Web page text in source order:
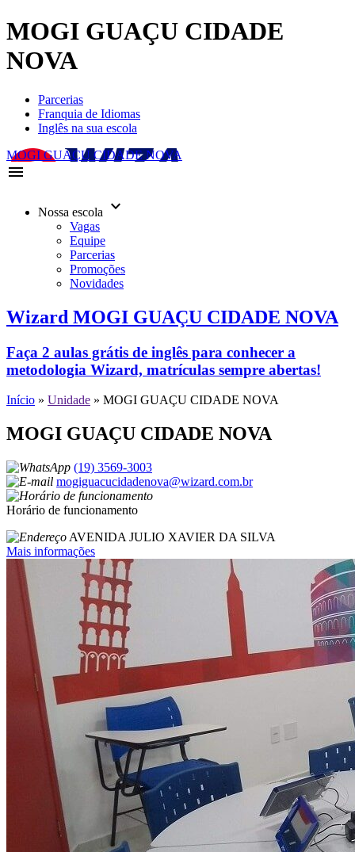
MOGI GUAÇU CIDADE
NOVA
Parcerias
Franquia de Idiomas
Inglês na sua escola
MOGI GUAÇU CIDADE NOVA
menu
Nossa escola keyboard_arrow_down
Vagas
Equipe
Parcerias
Promoções
Novidades
Wizard MOGI GUAÇU CIDADE NOVA
Faça 2 aulas grátis de inglês para conhecer a
metodologia Wizard, matrículas sempre abertas!
Início » Unidade » MOGI GUAÇU CIDADE NOVA
MOGI GUAÇU CIDADE NOVA
(19) 3569-3003
mogiguacucidadenova@wizard.com.br
Horário de funcionamento
AVENIDA JULIO XAVIER DA SILVA
Mais informações